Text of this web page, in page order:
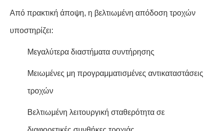
Από πρακτική άποψη, η βελτιωμένη απόδοση τροχών
υποστηρίζει:
Μεγαλύτερα διαστήματα συντήρησης
Μειωμένες μη προγραμματισμένες αντικαταστάσεις
τροχών
Βελτιωμένη λειτουργική σταθερότητα σε